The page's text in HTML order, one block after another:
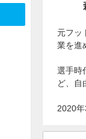
元フッ
業を進
選手時
ど、自
2020年